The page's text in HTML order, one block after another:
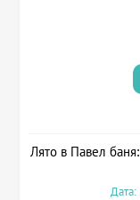
Лято в Павел